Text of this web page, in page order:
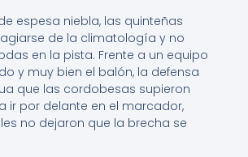
espesa niebla, las quinteñas
de la climatología y no
en la pista. Frente a un equipo
y muy bien el balón, la defensa
que las cordobesas supieron
ir por delante en el marcador,
no dejaron que la brecha se